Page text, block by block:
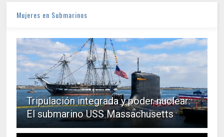
Mujeres en Submarinos
Tripulación integrada y poder nuclear:
El submarino USS Massachusetts